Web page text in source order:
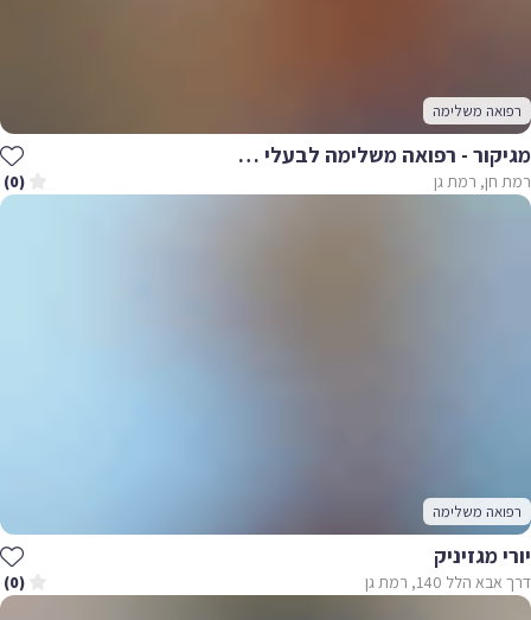
רפואה משלימה
מגיקור - רפואה משלימה לבעלי חיים
רמת חן, רמת גן (0)
רפואה משלימה
יורי מגזיניק
דרך אבא הלל 140, רמת גן (0)